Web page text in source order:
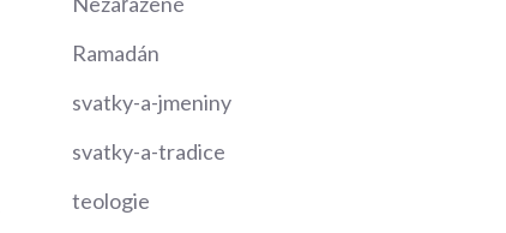
Ramadán
svatky-a-jmeniny
svatky-a-tradice
teologie